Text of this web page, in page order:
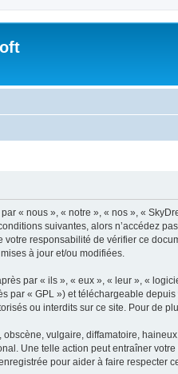
« nous », « notre », « nos », «
suivantes, alors n’accédez
responsabilité de vérifier ce
à jour et/ou modifiées.
par « ils », « eux », « leur », «
par « GPL ») et téléchargeable depuis
ou interdits sur ce site. Pour de
vulgaire, diffamatoire,
Une telle action peut entraîner
pour aider à faire respecter